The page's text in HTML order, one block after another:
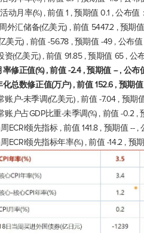
动月率(%) , 前值 1 , 预期值 0.1 , 公布值
外汇储备(亿美元) , 前值 5447.2 , 预期
美元) , 前值 -56.78 , 预期值 -49 , 公布
(亿美元) , 前值 91.85 , 预期值 65 , 公
修正值(%) , 前值 -2.4 , 预期值 -- , 公布
总数修正值(万户) , 前值 152.6 , 预期
户-未季调(亿美元) , 前值 -7.04 , 预期
户占GDP比重-未季调(%) , 前值 -0.2 ,
ECRI领先指标 , 前值 141.8 , 预期值 --
ECRI领先指标年率(%) , 前值 -14.2 , 预